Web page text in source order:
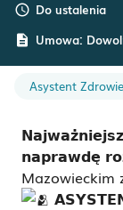
schedule Do ustalenia
description Umowa:
Asystent
𝗻𝗮𝗽𝗿𝗮𝘄𝗱𝗲̨
Mazowieckim